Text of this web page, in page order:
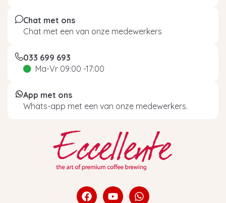
Chat met ons
Chat met een van onze medewerkers
033 699 693
Ma-Vr 09:00 -17:00
App met ons
Whats-app met een van onze medewerkers.